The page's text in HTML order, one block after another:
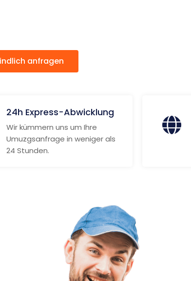
anfragen
24h Express-Abwicklung
Wir kümmern uns um Ihre
Umuzgsanfrage in weniger als
24 Stunden.